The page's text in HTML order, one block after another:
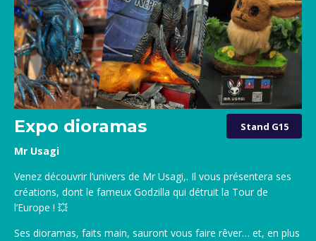
Expo dioramas Stand G15
Mr Usagi
Venez découvrir l’univers de Mr Usagi,. Il vous présentera ses
créations, dont le fameux Godzilla qui détruit la Tour de
l’Europe ! 💥
Ses dioramas, faits main, sauront vous faire rêver… et, en plus